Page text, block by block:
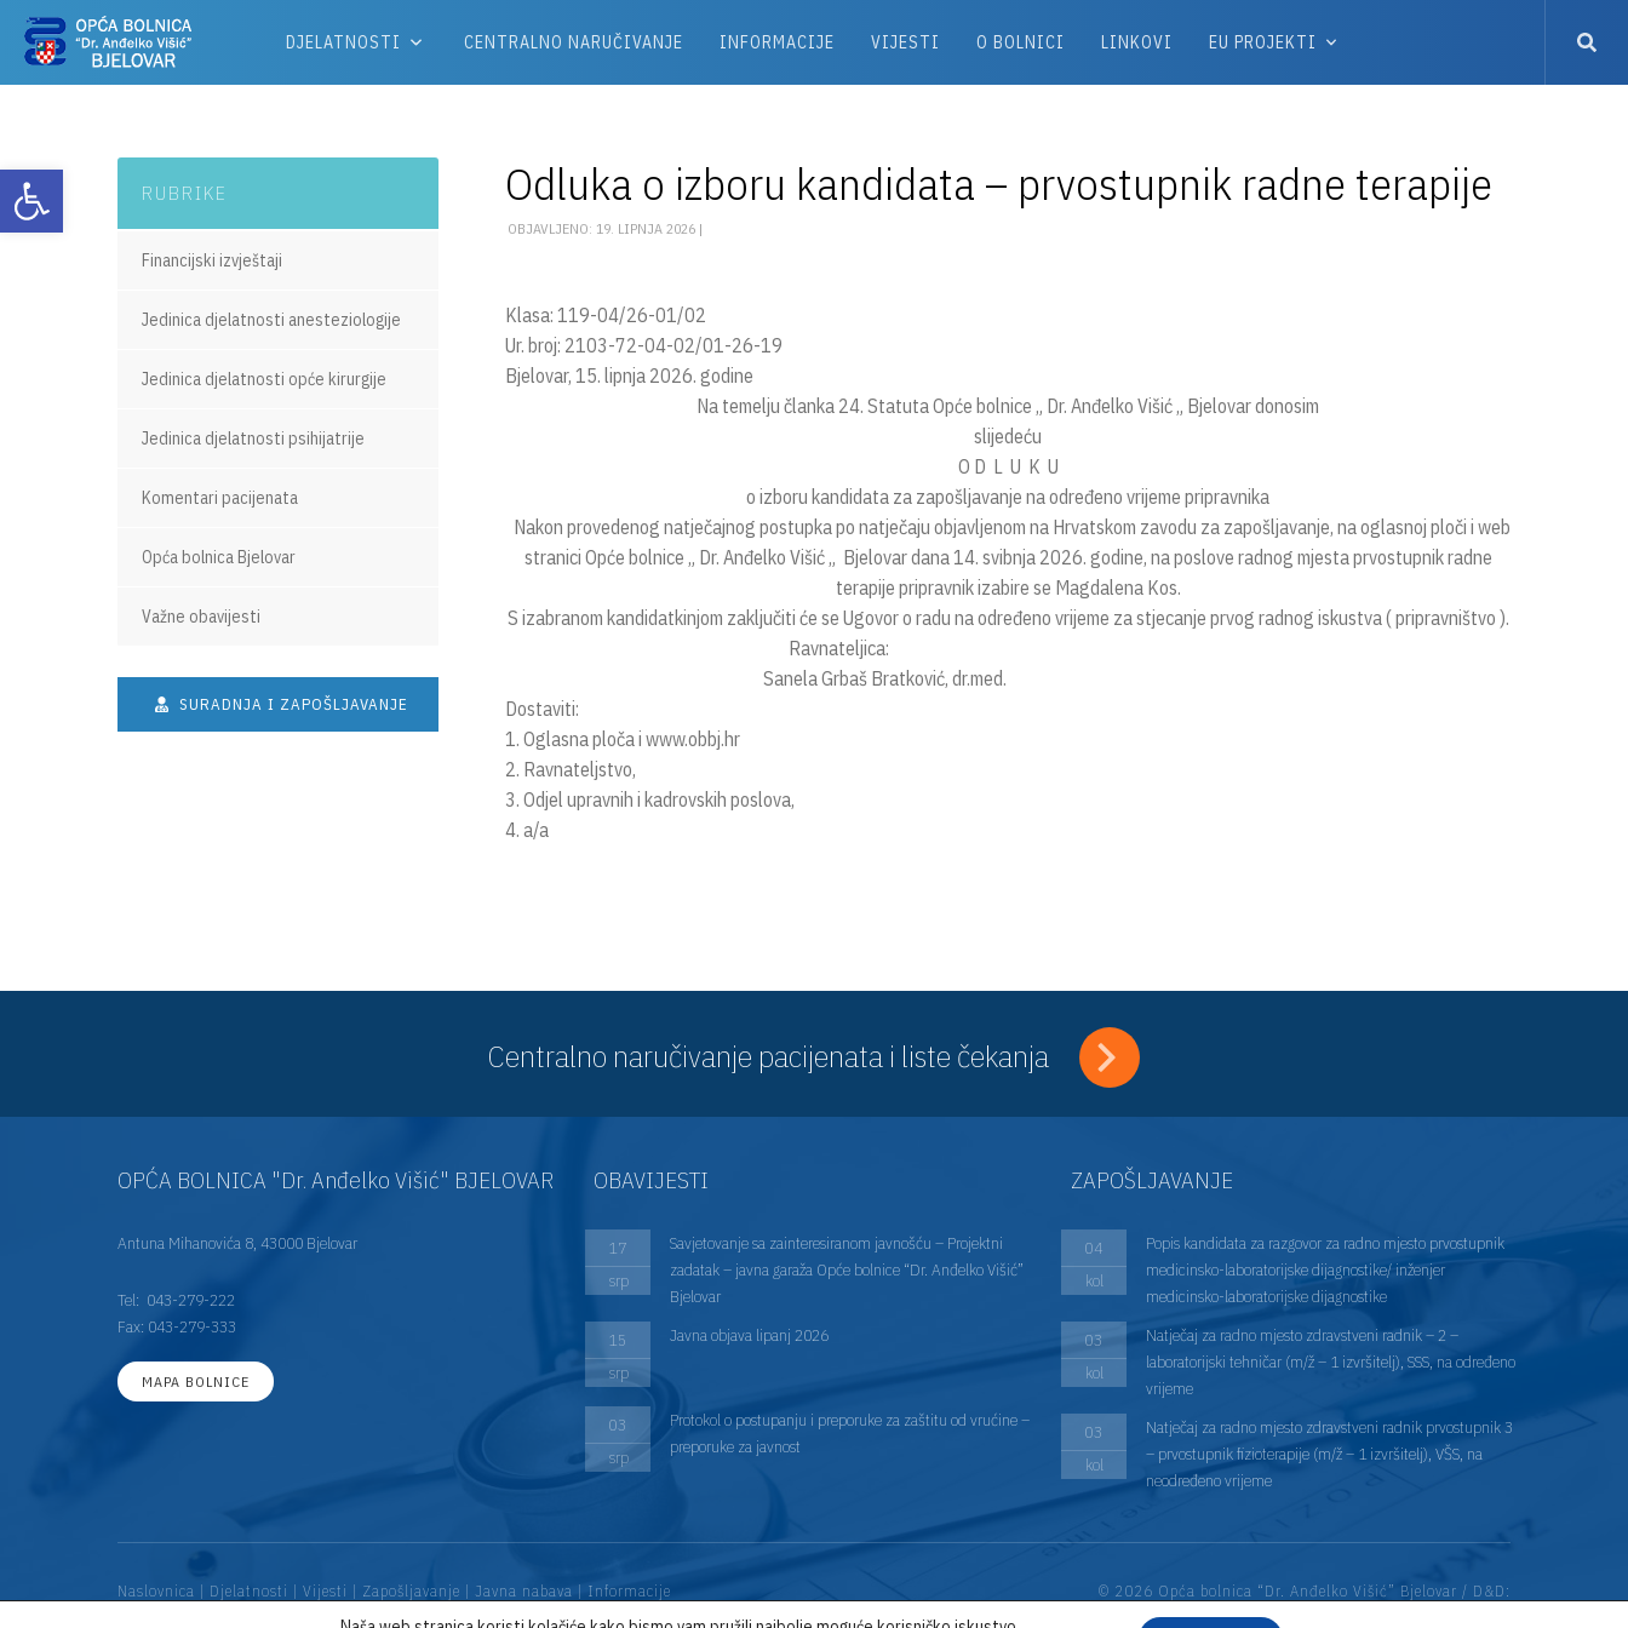
Otvori alatnu traku
DJELATNOSTI CENTRALNO NARUČIVANJE INFORMACIJE VIJESTI O BOLNICI LINKOVI EU PROJEKTI
Odluka o izboru kandidata – prvostupnik radne terapije
OBJAVLJENO: 19. LIPNJA 2026 |
Klasa: 119-04/26-01/02
Ur. broj: 2103-72-04-02/01-26-19
Bjelovar, 15. lipnja 2026. godine
Na temelju članka 24. Statuta Opće bolnice „ Dr. Anđelko Višić „ Bjelovar donosim
slijedeću
O D L U K U
o izboru kandidata za zapošljavanje na određeno vrijeme pripravnika
Nakon provedenog natječajnog postupka po natječaju objavljenom na Hrvatskom zavodu za zapošljavanje, na oglasnoj ploči i web
stranici Opće bolnice „ Dr. Anđelko Višić „ Bjelovar dana 14. svibnja 2026. godine, na poslove radnog mjesta prvostupnik radne
terapije pripravnik izabire se Magdalena Kos.
S izabranom kandidatkinjom zaključiti će se Ugovor o radu na određeno vrijeme za stjecanje prvog radnog iskustva ( pripravništvo ).
Ravnateljica:
Sanela Grbaš Bratković, dr.med.
Dostaviti:
1. Oglasna ploča i www.obbj.hr
2. Ravnateljstvo,
3. Odjel upravnih i kadrovskih poslova,
4. a/a
RUBRIKE
Financijski izvještaji
Jedinica djelatnosti anesteziologije
Jedinica djelatnosti opće kirurgije
Jedinica djelatnosti psihijatrije
Komentari pacijenata
Opća bolnica Bjelovar
Važne obavijesti
SURADNJA I ZAPOŠLJAVANJE
Centralno naručivanje pacijenata i liste čekanja
OPĆA BOLNICA "Dr. Anđelko Višić" BJELOVAR
Antuna Mihanovića 8, 43000 Bjelovar
Tel: 043-279-222
Fax: 043-279-333
MAPA BOLNICE
OBAVIJESTI
17
srp
Savjetovanje sa zainteresiranom javnošću – Projektni
zadatak – javna garaža Opće bolnice “Dr. Anđelko Višić”
Bjelovar
15
srp
Javna objava lipanj 2026
03
srp
Protokol o postupanju i preporuke za zaštitu od vrućine –
preporuke za javnost
ZAPOŠLJAVANJE
04
kol
Popis kandidata za razgovor za radno mjesto prvostupnik
medicinsko-laboratorijske dijagnostike/ inženjer
medicinsko-laboratorijske dijagnostike
03
kol
Natječaj za radno mjesto zdravstveni radnik – 2 –
laboratorijski tehničar (m/ž – 1 izvršitelj), SSS, na određeno
vrijeme
03
kol
Natječaj za radno mjesto zdravstveni radnik prvostupnik 3
– prvostupnik fizioterapije (m/ž – 1 izvršitelj), VŠS, na
neodređeno vrijeme
Naslovnica | Djelatnosti | Vijesti | Zapošljavanje | Javna nabava | Informacije
© 2026 Opća bolnica “Dr. Anđelko Višić” Bjelovar / D&D: